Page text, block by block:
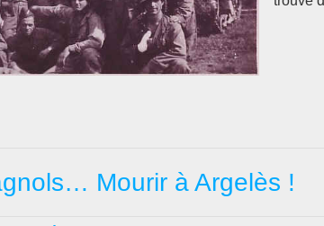
Mourir à Argelès !